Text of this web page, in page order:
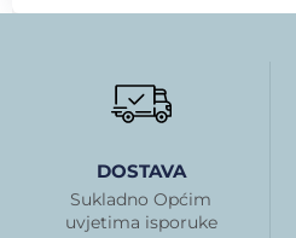
DOSTAVA
Sukladno Općim
uvjetima isporuke